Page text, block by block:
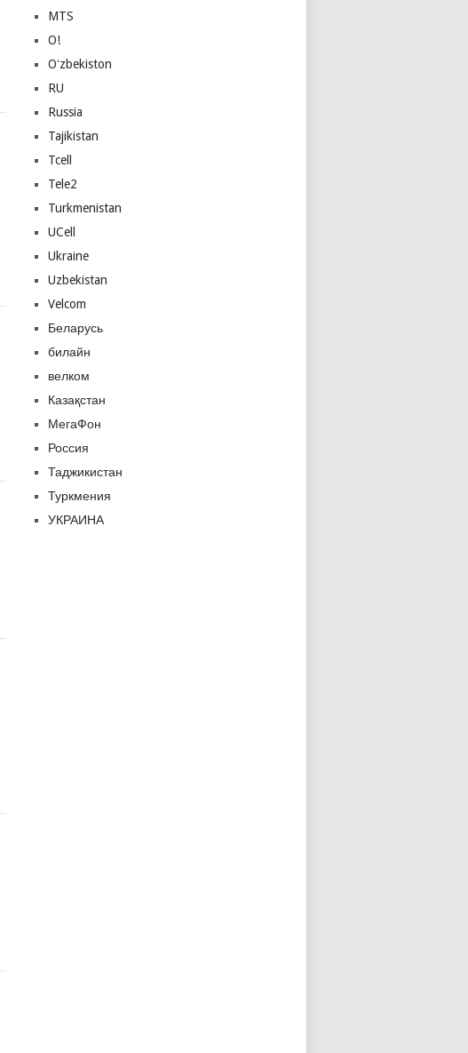
MTS
O!
Oʻzbekiston
RU
Russia
Tajikistan
Tcell
Tele2
Turkmenistan
UCell
Ukraine
Uzbekistan
Velcom
Беларусь
билайн
велком
Казақстан
МегаФон
Россия
Таджикистан
Туркмения
УКРАИНА